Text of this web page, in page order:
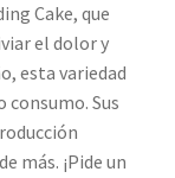
Cake, que
el dolor y
esta variedad
consumo. Sus
más. ¡Pide un